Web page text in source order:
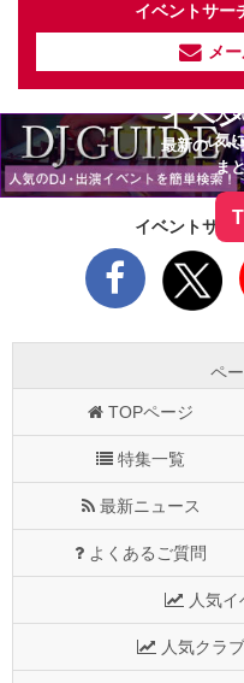
イベントサー
メ
イベ
最新のイ
人
気
ま
イベントサー
ペ
TOPページ
特集一覧
最新ニュース
よくあるご質問
人気
人気クラ